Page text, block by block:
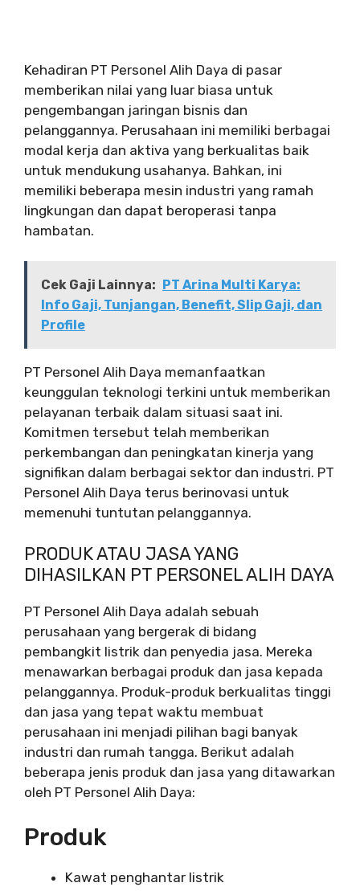
Kehadiran PT Personel Alih Daya di pasar
memberikan nilai yang luar biasa untuk
pengembangan jaringan bisnis dan
pelanggannya. Perusahaan ini memiliki berbagai
modal kerja dan aktiva yang berkualitas baik
untuk mendukung usahanya. Bahkan, ini
memiliki beberapa mesin industri yang ramah
lingkungan dan dapat beroperasi tanpa
hambatan.
Cek Gaji Lainnya:
PT Arina Multi Karya:
Info Gaji, Tunjangan, Benefit, Slip Gaji, dan
Profile
PT Personel Alih Daya memanfaatkan
keunggulan teknologi terkini untuk memberikan
pelayanan terbaik dalam situasi saat ini.
Komitmen tersebut telah memberikan
perkembangan dan peningkatan kinerja yang
signifikan dalam berbagai sektor dan industri. PT
Personel Alih Daya terus berinovasi untuk
memenuhi tuntutan pelanggannya.
PRODUK ATAU JASA YANG
DIHASILKAN PT PERSONEL ALIH DAYA
PT Personel Alih Daya adalah sebuah
perusahaan yang bergerak di bidang
pembangkit listrik dan penyedia jasa. Mereka
menawarkan berbagai produk dan jasa kepada
pelanggannya. Produk-produk berkualitas tinggi
dan jasa yang tepat waktu membuat
perusahaan ini menjadi pilihan bagi banyak
industri dan rumah tangga. Berikut adalah
beberapa jenis produk dan jasa yang ditawarkan
oleh PT Personel Alih Daya:
Produk
Kawat penghantar listrik